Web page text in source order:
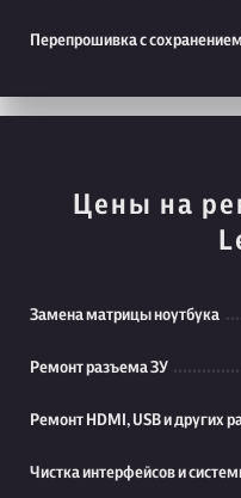
Перепрошивка с
Цены на
Замена матрицы ноутбука
Ремонт разъема ЗУ
Ремонт HDMI, USB и других
Чистка интерфейсов и